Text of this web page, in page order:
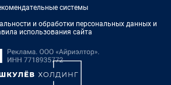
системы
и обработки персональных данных и
использования сайта